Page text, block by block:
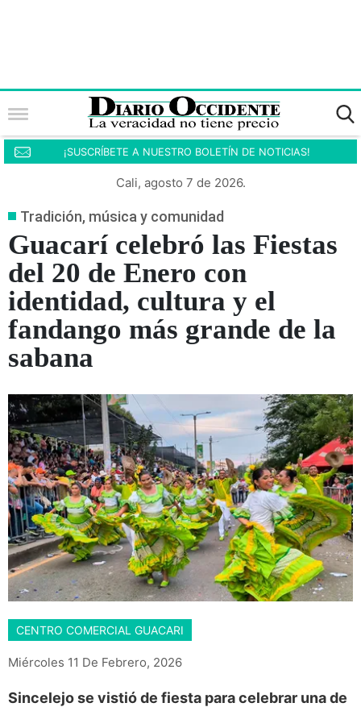
¡SUSCRÍBETE A NUESTRO BOLETÍN DE NOTICIAS!
Cali, agosto 7 de 2026.
Tradición, música y comunidad
Guacarí celebró las Fiestas
del 20 de Enero con
identidad, cultura y el
fandango más grande de la
sabana
CENTRO COMERCIAL GUACARI
Miércoles 11 De Febrero, 2026
Sincelejo se vistió de fiesta para celebrar una de